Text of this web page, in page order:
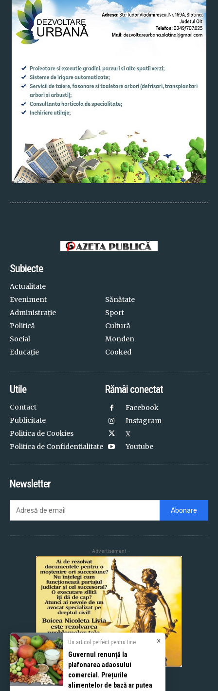
Subiecte
Actualitate
Eveniment
Administrație
Politică
Social
Educație
Sănătate
Sport
Cultură
Monden
Cooked
Utile
Contact
Publicitate
Politica de Cookies
Politica de Confidentialitate
Rămâi conectat
Facebook
Instagram
X
Youtube
Newsletter
Abonare
- Advertisement -
×
Un articol perfect pentru tine
Guvernul renunță la
plafonarea adaosului
comercial. Prețurile
alimentelor de bază ar putea